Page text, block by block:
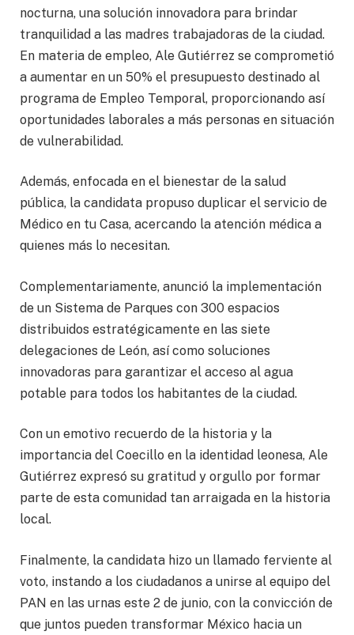
nocturna, una solución innovadora para brindar
tranquilidad a las madres trabajadoras de la ciudad.
En materia de empleo, Ale Gutiérrez se comprometió
a aumentar en un 50% el presupuesto destinado al
programa de Empleo Temporal, proporcionando así
oportunidades laborales a más personas en situación
de vulnerabilidad.
Además, enfocada en el bienestar de la salud
pública, la candidata propuso duplicar el servicio de
Médico en tu Casa, acercando la atención médica a
quienes más lo necesitan.
Complementariamente, anunció la implementación
de un Sistema de Parques con 300 espacios
distribuidos estratégicamente en las siete
delegaciones de León, así como soluciones
innovadoras para garantizar el acceso al agua
potable para todos los habitantes de la ciudad.
Con un emotivo recuerdo de la historia y la
importancia del Coecillo en la identidad leonesa, Ale
Gutiérrez expresó su gratitud y orgullo por formar
parte de esta comunidad tan arraigada en la historia
local.
Finalmente, la candidata hizo un llamado ferviente al
voto, instando a los ciudadanos a unirse al equipo del
PAN en las urnas este 2 de junio, con la convicción de
que juntos pueden transformar México hacia un